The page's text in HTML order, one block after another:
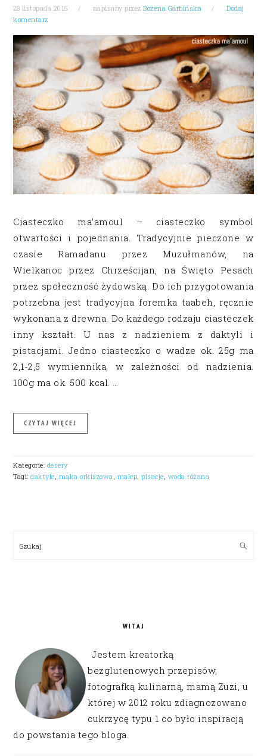
28 listopada 2015 napisany przezBożena Garbińska
Dodaj
komentarz
Ciasteczko ma’amoul – ciasteczko symbol
otwartości i pojednania. Tradycyjnie pieczone w
czasie Ramadanu przez Muzułmanów, na
Wielkanoc przez Chrześcijan, na Święto Pesach
przez społeczność żydowską. Do ich przygotowania
potrzebna jest tradycyjna foremka taabeh, ręcznie
wykonana z drewna. Do każdego rodzaju ciasteczek
inny kształt. U nas z nadzieniem z daktyli i
pistacjami. Jedno ciasteczko o wadze ok. 25g ma
2,1-2,5 wymiennika, w zależności od nadzienia.
100g ma ok. 500 kcal. …
CZYTAJ WIĘCEJ
Kategorie: desery
Tagi:daktyle, mąka orkiszowa, malep,pisacje, woda różana
Szukaj
WITAJ
Jestem kreatorką
bezglutenowych przepisów,
fotografką kulinarną, mamą Zuzi, u
której w 2012 roku zdiagnozowano
cukrzycę typu 1 co było inspiracją
do powstania tego bloga.